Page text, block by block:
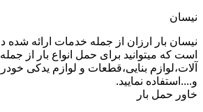
نیسان
نیسان بار ارزان از جمله خدمات ارائه شده
است که میتوانید برای حمل انواع بار از
آلات،لوازم بنایی،قطعات و لوازم یدکی
و....استفاده نمایید.
خاور حمل بار